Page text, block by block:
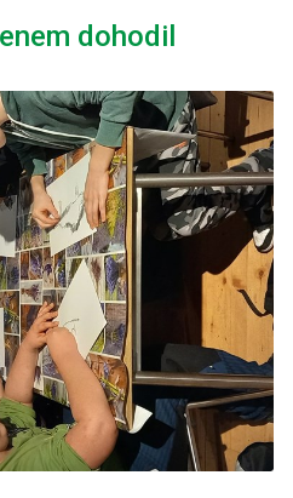
dohodil